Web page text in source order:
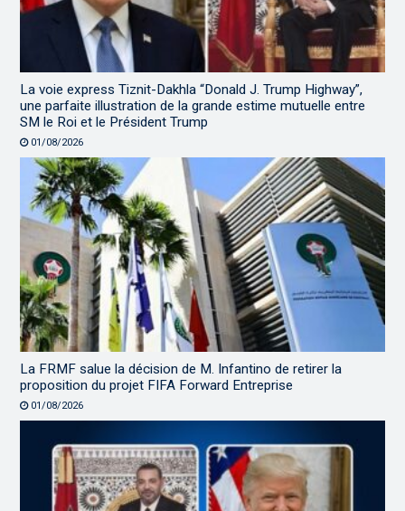
La voie express Tiznit-Dakhla “Donald J. Trump Highway”,
une parfaite illustration de la grande estime mutuelle entre
SM le Roi et le Président Trump
01/08/2026
La FRMF salue la décision de M. Infantino de retirer la
proposition du projet FIFA Forward Entreprise
01/08/2026